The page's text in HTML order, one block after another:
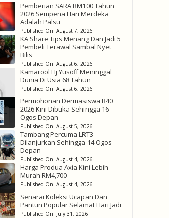
Pemberian SARA RM100 Tahun
2026 Sempena Hari Merdeka
Adalah Palsu
Published On: August 7, 2026
KA Share Tips Menang Dan Jadi 5
Pembeli Terawal Sambal Nyet
Bilis
Published On: August 6, 2026
Kamarool Hj Yusoff Meninggal
Dunia Di Usia 68 Tahun
Published On: August 6, 2026
Permohonan Dermasiswa B40
2026 Kini Dibuka Sehingga 16
Ogos Depan
Published On: August 5, 2026
Tambang Percuma LRT3
Dilanjurkan Sehingga 14 Ogos
Depan
Published On: August 4, 2026
Harga Produa Axia Kini Lebih
Murah RM4,700
Published On: August 4, 2026
Senarai Koleksi Ucapan Dan
Pantun Popular Selamat Hari Jadi
Published On: July 31, 2026